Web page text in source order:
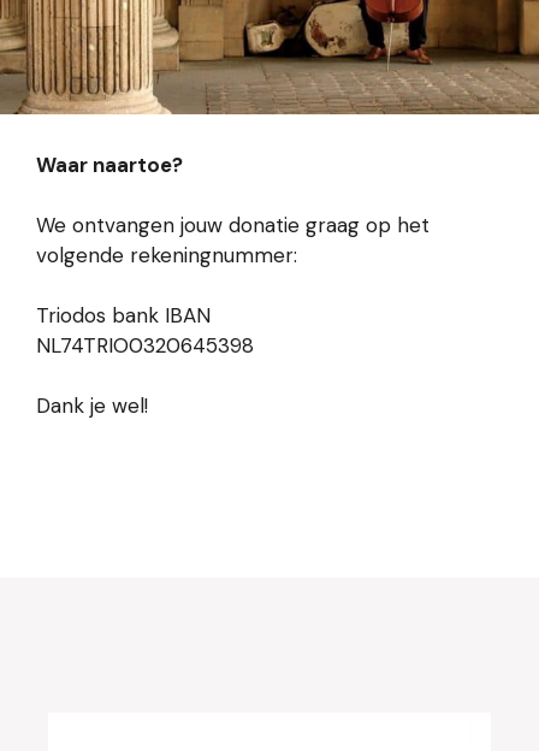
Waar naartoe?
We ontvangen jouw donatie graag op het
volgende rekeningnummer:
Triodos bank IBAN
NL74TRIO0320645398
Dank je wel!